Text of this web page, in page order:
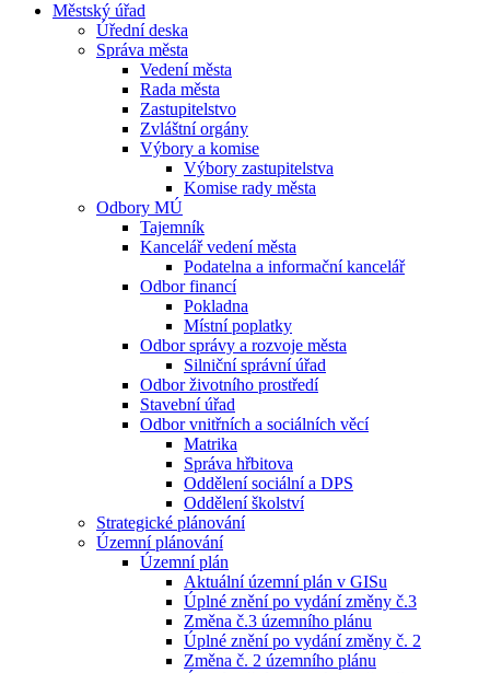
Městský úřad
Úřední deska
Správa města
Vedení města
Rada města
Zastupitelstvo
Zvláštní orgány
Výbory a komise
Výbory zastupitelstva
Komise rady města
Odbory MÚ
Tajemník
Kancelář vedení města
Podatelna a informační kancelář
Odbor financí
Pokladna
Místní poplatky
Odbor správy a rozvoje města
Silniční správní úřad
Odbor životního prostředí
Stavební úřad
Odbor vnitřních a sociálních věcí
Matrika
Správa hřbitova
Oddělení sociální a DPS
Oddělení školství
Strategické plánování
Územní plánování
Územní plán
Aktuální územní plán v GISu
Úplné znění po vydání změny č.3
Změna č.3 územního plánu
Úplné znění po vydání změny č. 2
Změna č. 2 územního plánu